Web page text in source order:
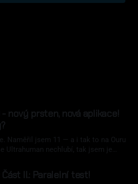
nový prsten, nová aplikace!
Naměřil jsem 11 — a i tak to na Ouru
Ultrahuman nechlubí, tak jsem je
nabíjení a luxusní pouzdro v
tloušťkou.
II.: Paralelní test!